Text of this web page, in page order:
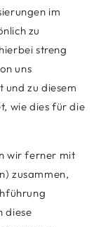
im
zu
streng
uns
und zu diesem
wie dies für die
wir ferner mit
zusammen,
diese